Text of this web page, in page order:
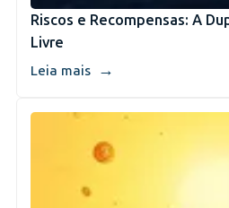
Riscos e Recompensas: A
Livre
Leia mais →